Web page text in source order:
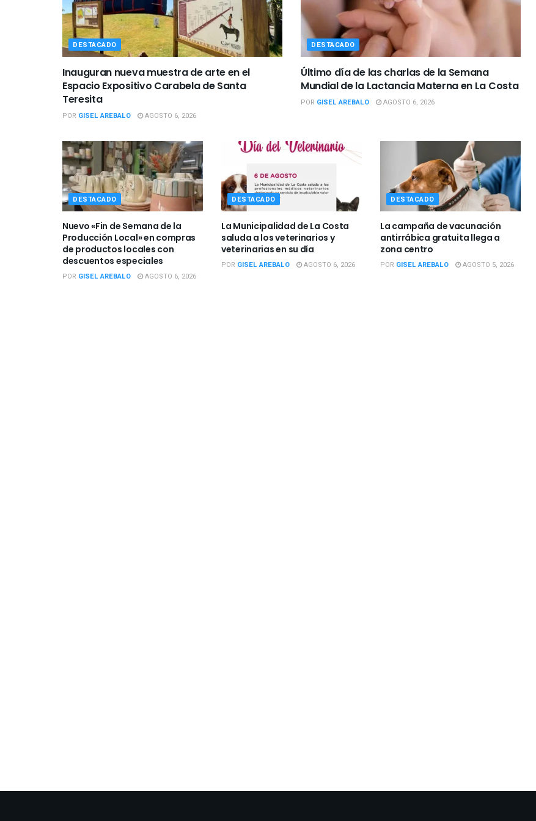
DESTACADO
Inauguran nueva muestra de arte en el
Espacio Expositivo Carabela de Santa
Teresita
POR GISEL AREBALO AGOSTO 6, 2026
DESTACADO
Último día de las charlas de la Semana
Mundial de la Lactancia Materna en La Costa
POR GISEL AREBALO AGOSTO 6, 2026
DESTACADO
Nuevo «Fin de Semana de la
Producción Local» en compras
de productos locales con
descuentos especiales
POR GISEL AREBALO AGOSTO 6, 2026
DESTACADO
La Municipalidad de La Costa
saluda a los veterinarios y
veterinarias en su día
POR GISEL AREBALO AGOSTO 6, 2026
DESTACADO
La campaña de vacunación
antirrábica gratuita llega a
zona centro
POR GISEL AREBALO AGOSTO 5, 2026